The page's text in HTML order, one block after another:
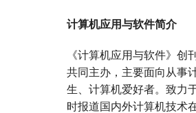
计算机应用与软件简介
《计算机应用与软件》
共同主办，主要面向从事
生、计算机爱好者。致力
时报道国内外计算机技术